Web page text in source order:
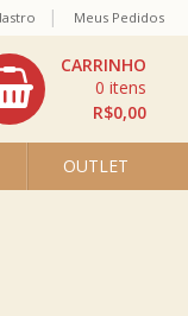
OUTLET
R$0,00
0
Meus Pedidos